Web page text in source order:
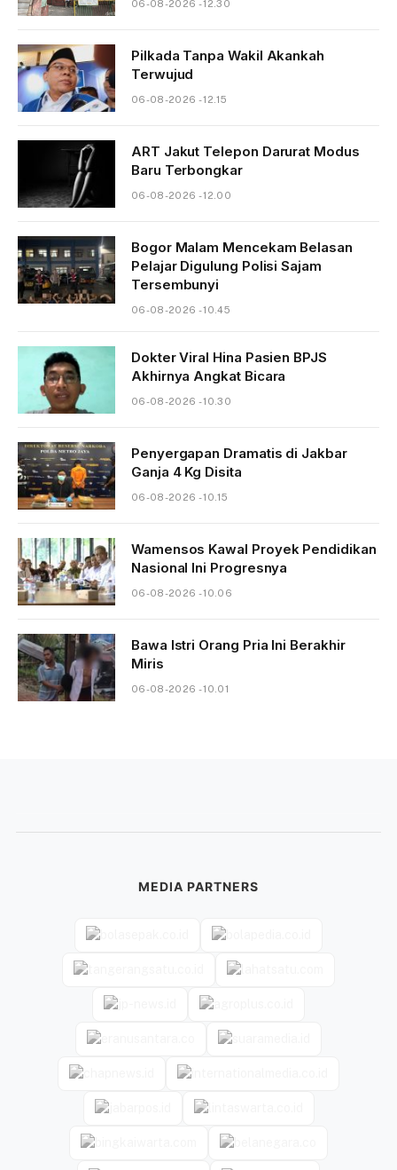
06-08-2026 - 12.30
Pilkada Tanpa Wakil Akankah
Terwujud
06-08-2026 - 12.15
ART Jakut Telepon Darurat Modus
Baru Terbongkar
06-08-2026 - 12.00
Bogor Malam Mencekam Belasan
Pelajar Digulung Polisi Sajam
Tersembunyi
06-08-2026 - 10.45
Dokter Viral Hina Pasien BPJS
Akhirnya Angkat Bicara
06-08-2026 - 10.30
Penyergapan Dramatis di Jakbar
Ganja 4 Kg Disita
06-08-2026 - 10.15
Wamensos Kawal Proyek Pendidikan
Nasional Ini Progresnya
06-08-2026 - 10.06
Bawa Istri Orang Pria Ini Berakhir
Miris
06-08-2026 - 10.01
MEDIA PARTNERS